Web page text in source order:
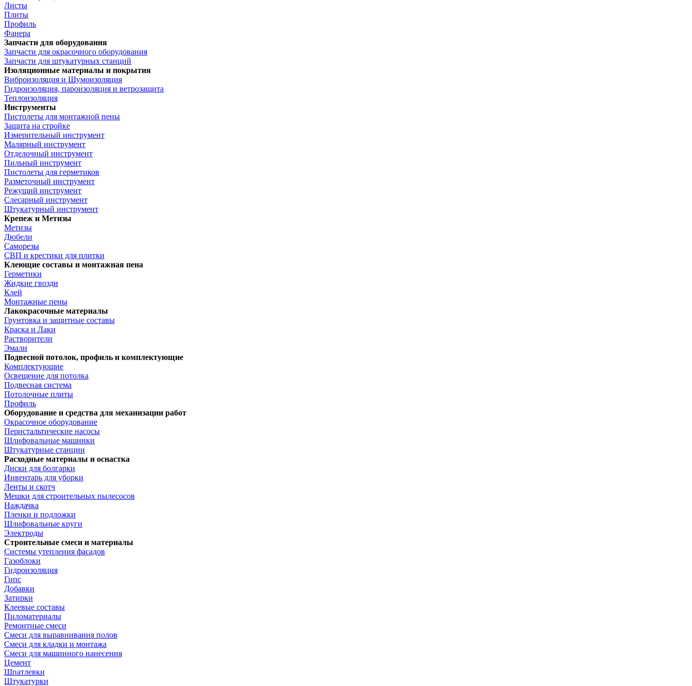
Листы
Плиты
Профиль
Фанера
Запчасти для оборудования
Запчасти для окрасочного оборудования
Запчасти для штукатурных станций
Изоляционные материалы и покрытия
Виброизоляция и Шумоизоляция
Гидроизоляция, пароизоляция и ветрозащита
Теплоизоляция
Инструменты
Пистолеты для монтажной пены
Защита на стройке
Измерительный инструмент
Малярный инструмент
Отделочный инструмент
Пильный инструмент
Пистолеты для герметиков
Разметочный инструмент
Режущий инструмент
Слесарный инструмент
Штукатурный инструмент
Крепеж и Метизы
Метизы
Дюбели
Саморезы
СВП и крестики для плитки
Клеющие составы и монтажная пена
Герметики
Жидкие гвозди
Клей
Монтажные пены
Лакокрасочные материалы
Грунтовка и защитные составы
Краска и Лаки
Растворители
Эмали
Подвесной потолок, профиль и комплектующие
Комплектующие
Освещение для потолка
Подвесная система
Потолочные плиты
Профиль
Оборудование и средства для механизации работ
Окрасочное оборудование
Перистальтические насосы
Шлифовальные машинки
Штукатурные станции
Расходные материалы и оснастка
Диски для болгарки
Инвентарь для уборки
Ленты и скотч
Мешки для строительных пылесосов
Наждачка
Пленки и подложки
Шлифовальные круги
Электроды
Строительные смеси и материалы
Системы утепления фасадов
Газоблоки
Гидроизоляция
Гипс
Добавки
Затирки
Клеевые составы
Пиломатериалы
Ремонтные смеси
Смеси для выравнивания полов
Смеси для кладки и монтажа
Смеси для машинного нанесения
Цемент
Шпатлевки
Штукатурки